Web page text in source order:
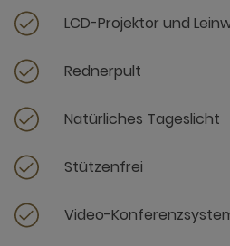
LCD-Projektor und
Rednerpult
Natürliches Tageslicht
Stützenfrei
Video-